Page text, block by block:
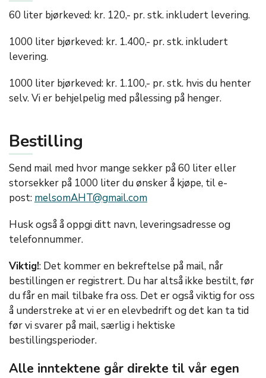
60 liter bjørkeved: kr. 120,- pr. stk. inkludert levering.
1000 liter bjørkeved: kr. 1.400,- pr. stk. inkludert
levering.
1000 liter bjørkeved: kr. 1.100,- pr. stk. hvis du henter
selv. Vi er behjelpelig med pålessing på henger.
Bestilling
Send mail med hvor mange sekker på 60 liter eller
storsekker på 1000 liter du ønsker å kjøpe, til e-
post: melsomAHT@gmail.com
Husk også å oppgi ditt navn, leveringsadresse og
telefonnummer.
Viktig!: Det kommer en bekreftelse på mail, når
bestillingen er registrert. Du har altså ikke bestilt, før
du får en mail tilbake fra oss. Det er også viktig for oss
å understreke at vi er en elevbedrift og det kan ta tid
før vi svarer på mail, særlig i hektiske
bestillingsperioder.
Alle inntektene går direkte til vår egen